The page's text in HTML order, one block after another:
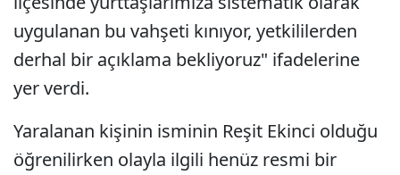
uygulanan bu vahşeti kınıyor, yetkililerden
derhal bir açıklama bekliyoruz" ifadelerine
yer verdi.
Yaralanan kişinin isminin Reşit Ekinci olduğu
öğrenilirken olayla ilgili henüz resmi bir